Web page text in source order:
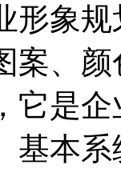
形象
案、
它是
基本